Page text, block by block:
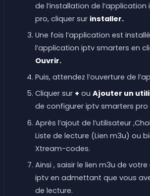
de l’installation de l’application
pro, cliquer sur installer.
Une fois l’application est
l’application iptv smarters en
Ouvrir.
Puis, attendez l’ouverture de
Cliquer sur + ou Ajouter un
de configurer iptv smarters pro
Après l’ajout de l’utilisateur
Liste de lecture (Lien m3u) ou
Xtream-codes.
Ainsi , saisir le lien m3u de
iptv en admettant que vous
de lecture.